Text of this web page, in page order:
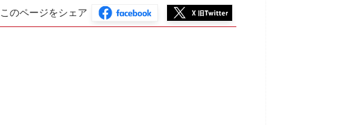
このページをシェア